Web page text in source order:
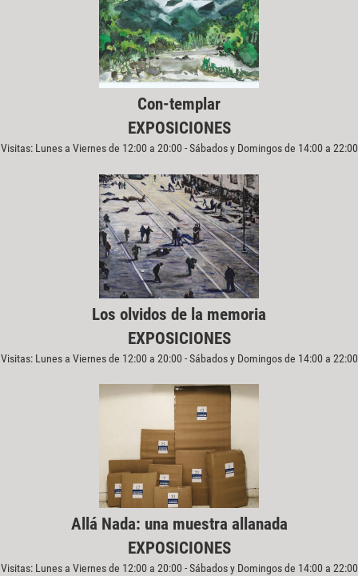
Con-templar
EXPOSICIONES
Visitas: Lunes a Viernes de 12:00 a 20:00 - Sábados y Domingos de 14:00 a 22:00
Los olvidos de la memoria
EXPOSICIONES
Visitas: Lunes a Viernes de 12:00 a 20:00 - Sábados y Domingos de 14:00 a 22:00
Allá Nada: una muestra allanada
EXPOSICIONES
Visitas: Lunes a Viernes de 12:00 a 20:00 - Sábados y Domingos de 14:00 a 22:00